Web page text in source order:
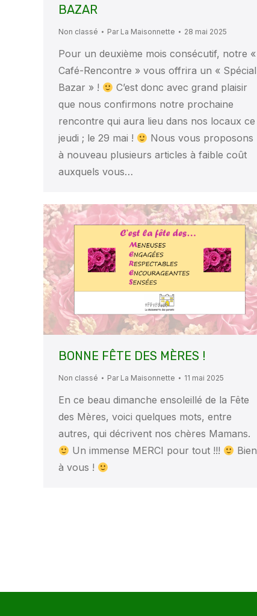
BAZAR
Non classé Par La Maisonnette 28 mai 2025
Pour un deuxième mois consécutif, notre «
Café-Rencontre » vous offrira un « Spécial
Bazar » !
C’est donc avec grand plaisir
que nous confirmons notre prochaine
rencontre qui aura lieu dans nos locaux ce
jeudi ; le 29 mai !
Nous vous proposons
à nouveau plusieurs articles à faible coût
auxquels vous…
BONNE FÊTE DES MÈRES !
Non classé Par La Maisonnette 11 mai 2025
En ce beau dimanche ensoleillé de la Fête
des Mères, voici quelques mots, entre
autres, qui décrivent nos chères Mamans.
Un immense MERCI pour tout !!!
Bien
à vous !